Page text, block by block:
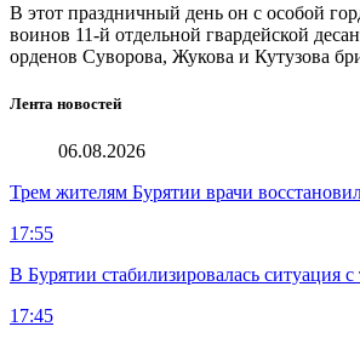
В этот праздничный день он с особой
воинов 11-й отдельной гвардейской
орденов Суворова, Жукова и Кутузова
Лента новостей
06.08.2026
Трем жителям Бурятии врачи
17:55
В Бурятии стабилизировалась ситуация
17:45